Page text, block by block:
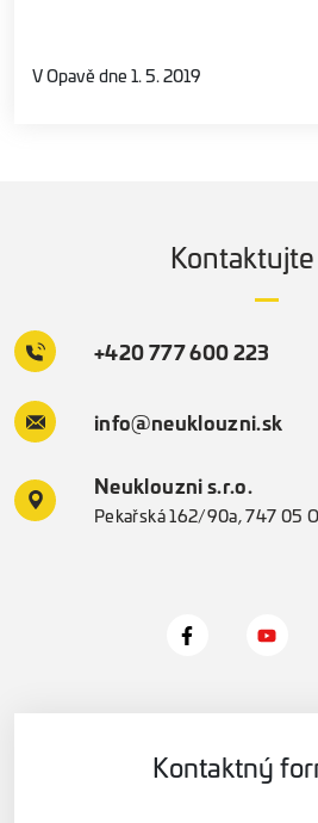
V Opavě dne 1. 5. 2019
+420 777 600 223
info@neuklouzni.sk
Neuklouzni s.r.o.
Pekařská 162/90a, 747 05
Kontaktný